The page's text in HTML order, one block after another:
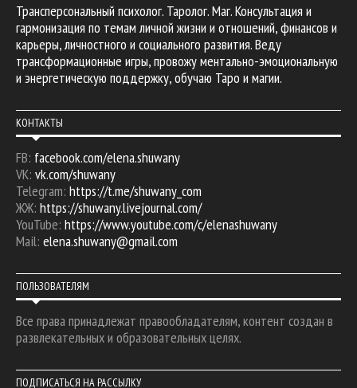
Трансперсональный психолог. Таролог. Маг. Консультация и
гармонизация по темам личной жизни и отношений, финансов и
карьеры, личностного и социального развития. Веду
трансформационные игры, провожу ментально-эмоциональную
и энергетическую поддержку, обучаю Таро и магии.
КОНТАКТЫ
FB: facebook.com/elena.shuwany
VK: vk.com/shuwany
Telegram: https://t.me/shuwany_com
ЖЖ: https://shuwany.livejournal.com/
YouTube: https://www.youtube.com/c/elenashuwany
Mail: elena.shuwany@gmail.com
ПОЛЬЗОВАТЕЛЯМ
Все права принадлежат правообладателям, контент создан в
развлекательных и образовательных целях.
ПОДПИСАТЬСЯ НА РАССЫЛКУ